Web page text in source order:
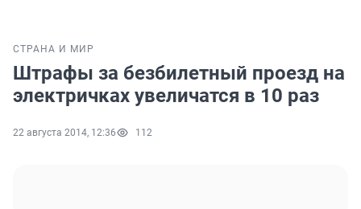
СТРАНА И МИР
Штрафы за безбилетный проезд на
электричках увеличатся в 10 раз
22 августа 2014, 12:36 112